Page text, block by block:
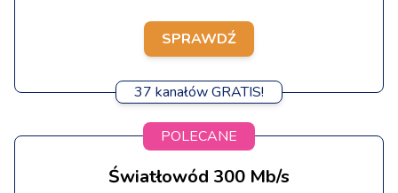
SPRAWDŹ
37 kanałów GRATIS!
POLECANE
Światłowód 300 Mb/s